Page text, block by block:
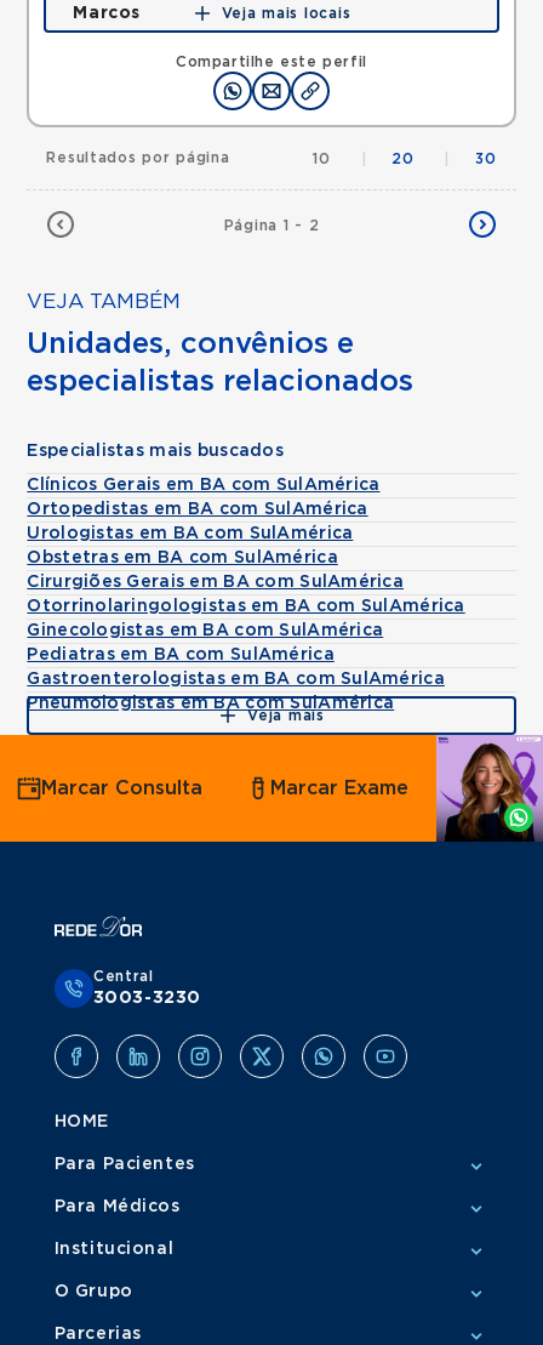
Compartilhe este perfil
Marcos
Avenida Sao Rafael, Sao Marcos, Salvador, BA,
Mapa
Veja mais locais
Página 1 - 2
Resultados por página 10 20 30
VEJA TAMBÉM
Unidades, convênios e
especialistas relacionados
Especialistas mais buscados
Clínicos Gerais em BA com SulAmérica
Ortopedistas em BA com SulAmérica
Urologistas em BA com SulAmérica
Obstetras em BA com SulAmérica
Cirurgiões Gerais em BA com SulAmérica
Otorrinolaringologistas em BA com SulAmérica
Ginecologistas em BA com SulAmérica
Pediatras em BA com SulAmérica
Gastroenterologistas em BA com SulAmérica
Pneumologistas em BA com SulAmérica
Veja mais
Agende
por
Whatsapp
Marcar Consulta Marcar Exame
Central
3003-3230
HOME
Para Pacientes
Para Médicos
Institucional
O Grupo
Parcerias